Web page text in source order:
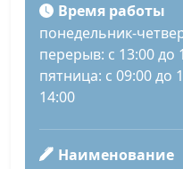
Время работы
понедельник-
перерыв: с 13:00 до
пятница: с 09:00 до
14:00
Наименование